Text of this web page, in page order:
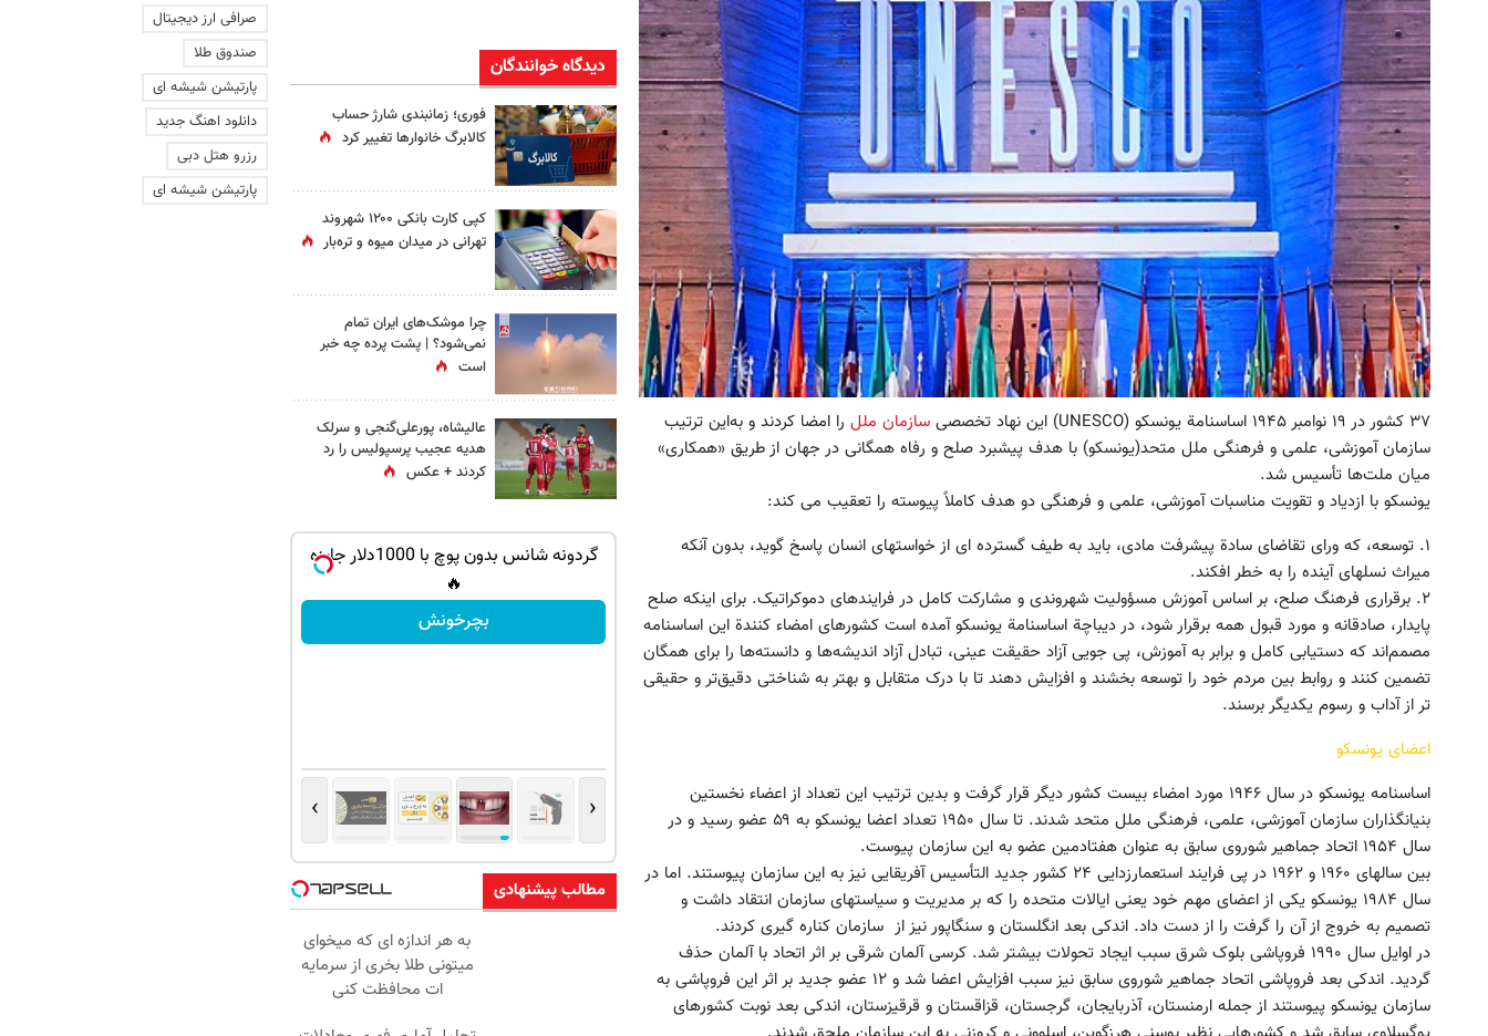
۳۷ کشور در ۱۹ نوامبر ۱۹۴۵ اساسنامة یونسکو (UNESCO) این نهاد تخصصی سازمان ملل را امضا کردند و به‌این ترتیب
سازمان آموزشی، علمی و فرهنگی ملل متحد(یونسکو) با هدف پیشبرد صلح و رفاه همگانی در جهان از طریق «همکاری»
میان ملت‌ها تأسیس شد.
یونسکو با ازدیاد و تقویت مناسبات آموزشی، علمی و فرهنگی دو هدف کاملاً پیوسته را تعقیب می کند:
۱. توسعه، که ورای تقاضای سادة پیشرفت مادی، باید به طیف گسترده ای از خواستهای انسان پاسخ گوید، بدون آنکه
میراث نسلهای آینده را به خطر افکند.
۲. برقراری فرهنگ صلح، بر اساس آموزش مسؤولیت شهروندی و مشارکت کامل در فرایندهای دموکراتیک. برای اینکه صلح
پایدار، صادقانه و مورد قبول همه برقرار شود، در دیباچة اساسنامة یونسکو آمده است کشورهای امضاء کنندة این اساسنامه
مصمم‌اند که دستیابی کامل و برابر به آموزش، پی جویی آزاد حقیقت عینی، تبادل آزاد اندیشه‌ها و دانسته‌ها را برای همگان
تضمین کنند و روابط بین مردم خود را توسعه بخشند و افزایش دهند تا با درک متقابل و بهتر به شناختی دقیق‌تر و حقیقی
تر از آداب و رسوم یکدیگر برسند.
اعضای یونسکو
اساسنامه یونسکو در سال ۱۹۴۶ مورد امضاء بیست کشور دیگر قرار گرفت و بدین ترتیب این تعداد از اعضاء نخستین
بنیانگذاران سازمان آموزشی، علمی، فرهنگی ملل متحد شدند. تا سال ۱۹۵۰ تعداد اعضا یونسکو به ۵۹ عضو رسید و در
سال ۱۹۵۴ اتحاد جماهیر شوروی سابق به عنوان هفتادمین عضو به این سازمان پیوست.
بین سالهای ۱۹۶۰ و ۱۹۶۲ در پی فرایند استعمارزدایی ۲۴ کشور جدید التأسیس آفریقایی نیز به این سازمان پیوستند. اما در
سال ۱۹۸۴ یونسکو یکی از اعضای مهم خود یعنی ایالات متحده را که بر مدیریت و سیاستهای سازمان انتقاد داشت و
تصمیم به خروج از آن را گرفت را از دست داد. اندکی بعد انگلستان و سنگاپور نیز از سازمان کناره گیری کردند.
در اوایل سال ۱۹۹۰ فروپاشی بلوک شرق سبب ایجاد تحولات بیشتر شد. کرسی آلمان شرقی بر اثر اتحاد با آلمان حذف
گردید. اندکی بعد فروپاشی اتحاد جماهیر شوروی سابق نیز سبب افزایش اعضا شد و ۱۲ عضو جدید بر اثر این فروپاشی به
سازمان یونسکو پیوستند از جمله ارمنستان، آذربایجان، گرجستان، قزاقستان و قرقیزستان، اندکی بعد نوبت کشورهای
دیدگاه خوانندگان
فوری؛ زمانبندی‌ شارژ حساب
کالابرگ خانوارها تغییر کرد
کپی کارت بانکی ۱۲۰۰ شهروند
تهرانی در میدان میوه و تره‌بار
چرا موشک‌های ایران تمام
نمی‌شود؟ | پشت پرده چه خبر
است
عالیشاه، پورعلی‌گنجی و سرلک
هدیه عجیب پرسپولیس را رد
کردند + عکس
و پیچ گوشتی همه‌کاره با گیربکس
هوشمند ⚙️ (نصف قیمت بازار🔥)
ثبت سفارش!
به بزرگترین جشنواره ایمپلنت تهران خوش
رزرورایگان نوبت
گردونه رو بچرخون، دلار برنده شو
بچرخونش
گردونه شانس بدون پوچ با 1000دلار جایزه
🔥
بچرخونش
‹
›
مطالب پیشنهادی
به هر اندازه ای که میخوای
میتونی طلا بخری از سرمایه
ات محافظت کنی
صرافی ارز دیجیتال
صندوق طلا
پارتیشن شیشه ای
دانلود اهنگ جدید
رزرو هتل دبی
پارتیشن شیشه ای